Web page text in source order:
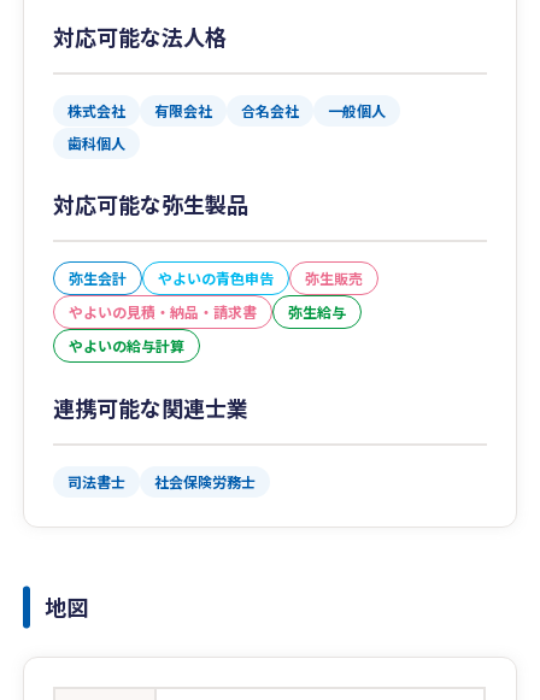
対応可能な法人格
株式会社 有限会社 合名会社
一般個人
歯科個人
対応可能な弥生製品
弥生会計 やよいの青色申告
弥生販売
やよいの見積・納品・請求書
弥生給与
やよいの給与計算
連携可能な関連士業
司法書士 社会保険労務士
地図